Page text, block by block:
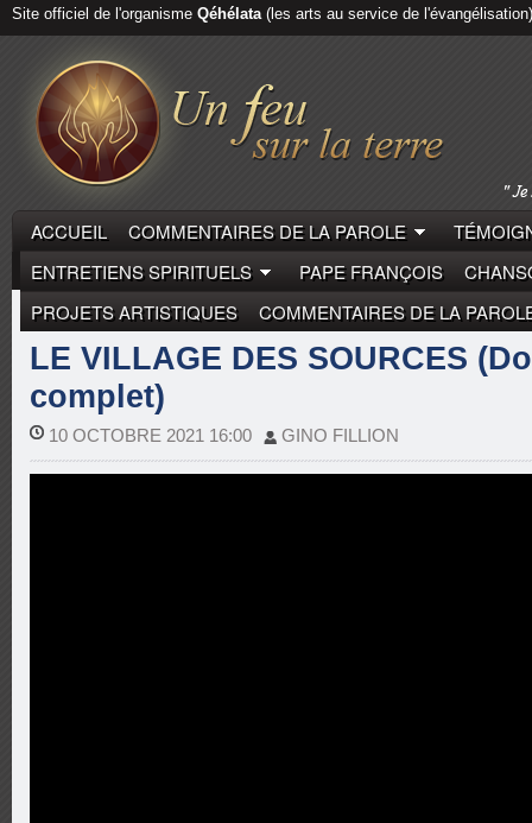
Site officiel de l'organisme Qéhélata(les arts au service de l'évangélisation)
ACCUEIL COMMENTAIRES DE LA PAROLE
ENTRETIENS SPIRITUELS
PAPE FRANÇOIS
PROJETS ARTISTIQUES
COMMENTAIRES DE LA
FONDATEURS
LE VILLAGE DES SOURCES
complet)
10 OCTOBRE 2021 16:00 GINO FILLION